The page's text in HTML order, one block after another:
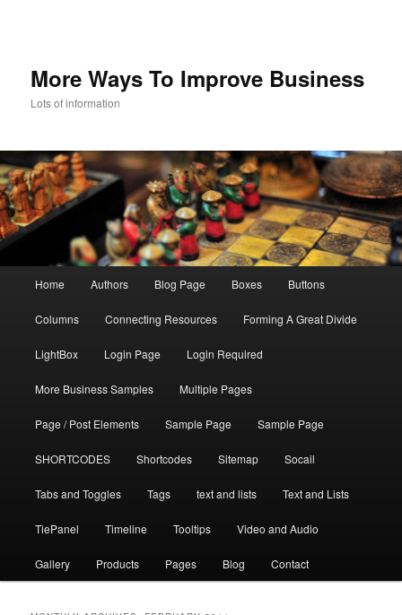
More Ways To Improve Business
Lots of information
Skip to primary content
Skip to secondary content
Home Authors Blog Page Boxes Buttons
Columns Connecting Resources Forming A Great Divide
LightBox Login Page Login Required
More Business Samples Multiple Pages
Page / Post Elements Sample Page Sample Page
SHORTCODES Shortcodes Sitemap Socail
Tabs and Toggles Tags text and lists Text and Lists
TiePanel Timeline Tooltips Video and Audio
Gallery Products Pages Blog Contact